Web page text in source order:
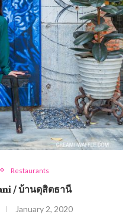
Restaurants
/ บ้านดุสิตธานี
January 2, 2020